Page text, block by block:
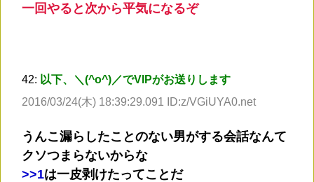
一回やると次から平気になるぞ
42: 以下、＼(^o^)／でVIPがお送りします
2016/03/24(木) 18:39:29.091 ID:z/VGiUYA0.net
うんこ漏らしたことのない男がする会話なんて
クソつまらないからな
>>1は一皮剥けたってことだ